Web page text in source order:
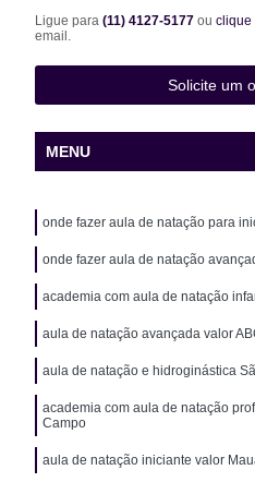
Ligue para(11) 4127-5177ouclique
email.
Solicite um
MENU
onde fazer aula de natação para
onde fazer aula de natação
academia com aula de natação
aula de natação avançada valor
aula de natação e hidroginástica
academia com aula de natação
Campo
aula de natação iniciante valor